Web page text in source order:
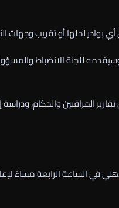
لحلها أو تقريب وجهات
للجنة الانضباط
المراقبين والحكام،
إدارة الأهلي في الساعة الرابعة